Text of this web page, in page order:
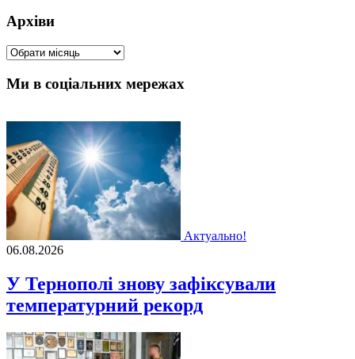
Архіви
Архіви
Ми в соціальних мережах
Актуально!
06.08.2026
У Тернополі знову зафіксували
температурний рекорд